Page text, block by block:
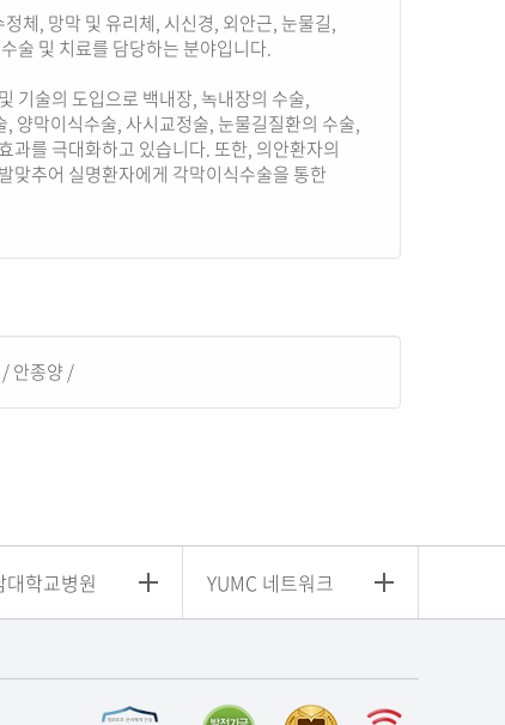
체, 망막 및 유리체, 시신경, 외안근, 눈물길,
술 및 치료를 담당하는 분야입니다.
기술의 도입으로 백내장, 녹내장의 수술,
양막이식수술, 사시교정술, 눈물길질환의 수술,
과를 극대화하고 있습니다. 또한, 의안환자의
맞추어 실명환자에게 각막이식수술을 통한
/안종양 /
대학교병원 YUMC 네트워크